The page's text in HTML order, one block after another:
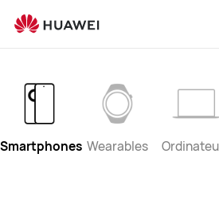
list
Smartphones Wearables